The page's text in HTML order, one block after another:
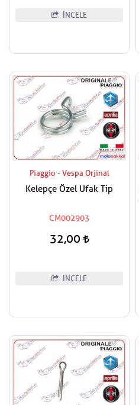
İNCELE
Piaggio - Vespa Orjinal
Kelepçe Özel Ufak Tip
CM002903
32,00
İNCELE